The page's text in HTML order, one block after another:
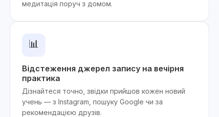
медитація поруч з домом.
📊
Відстеження джерел запису на вечірня
практика
Дізнайтеся точно, звідки прийшов кожен новий
учень — з Instagram, пошуку Google чи за
рекомендацією друзів.